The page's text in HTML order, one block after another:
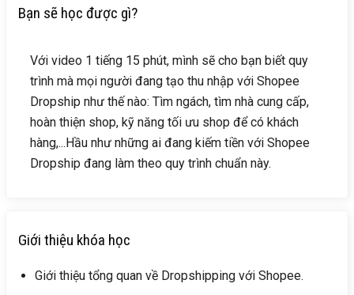
Bạn sẽ học được gì?
Với video 1 tiếng 15 phút, mình sẽ cho bạn biết quy
trình mà mọi người đang tạo thu nhập với Shopee
Dropship như thế nào: Tìm ngách, tìm nhà cung cấp,
hoàn thiện shop, kỹ năng tối ưu shop để có khách
hàng,...Hầu như những ai đang kiếm tiền với Shopee
Dropship đang làm theo quy trình chuẩn này.
Giới thiệu khóa học
Giới thiệu tổng quan về Dropshipping với Shopee.